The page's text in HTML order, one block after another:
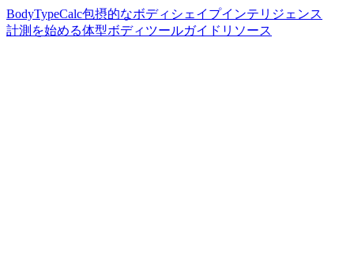
BodyTypeCalc包摂的なボディシェイプインテリジェンス
計測を始める体型ボディツールガイド リソース